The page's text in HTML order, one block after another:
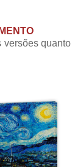
versões quanto